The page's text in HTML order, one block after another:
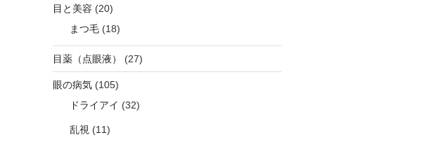
目と美容 (20)
まつ毛(18)
目薬（点眼液） (27)
眼の病気(105)
ドライアイ (32)
乱視 (11)